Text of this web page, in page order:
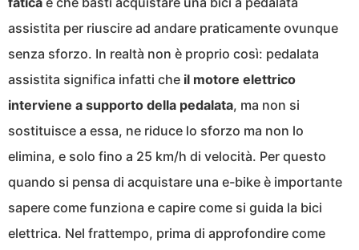
assistita per riuscire ad andare praticamente ovunque
senza sforzo. In realtà non è proprio così: pedalata
assistita significa infatti che il motore elettrico
interviene a supporto della pedalata, ma non si
sostituisce a essa, ne riduce lo sforzo ma non lo
elimina, e solo fino a 25 km/h di velocità. Per questo
quando si pensa di acquistare una e-bike è importante
sapere come funziona e capire come si guida la bici
elettrica. Nel frattempo, prima di approfondire come